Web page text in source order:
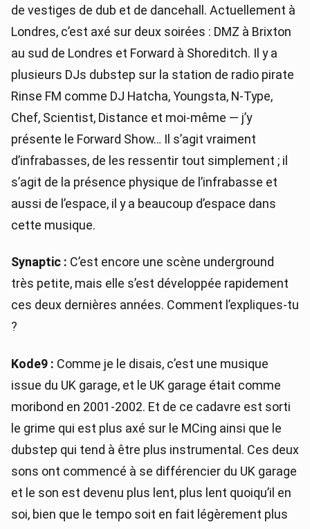
de vestiges de dub et de dancehall. Actuellement à
Londres, c’est axé sur deux soirées : DMZ à Brixton
au sud de Londres et Forward à Shoreditch. Il y a
plusieurs DJs dubstep sur la station de radio pirate
Rinse FM comme DJ Hatcha, Youngsta, N-Type,
Chef, Scientist, Distance et moi-même — j’y
présente le Forward Show… Il s’agit vraiment
d’infrabasses, de les ressentir tout simplement ; il
s’agit de la présence physique de l’infrabasse et
aussi de l’espace, il y a beaucoup d’espace dans
cette musique.
Synaptic : C’est encore une scène underground
très petite, mais elle s’est développée rapidement
ces deux dernières années. Comment l’expliques-tu
?
Kode9 : Comme je le disais, c’est une musique
issue du UK garage, et le UK garage était comme
moribond en 2001-2002. Et de ce cadavre est sorti
le grime qui est plus axé sur le MCing ainsi que le
dubstep qui tend à être plus instrumental. Ces deux
sons ont commencé à se différencier du UK garage
et le son est devenu plus lent, plus lent quoiqu’il en
soi, bien que le tempo soit en fait légèrement plus